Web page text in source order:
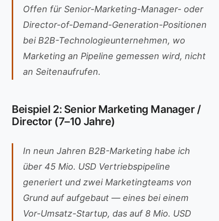
Offen für Senior-Marketing-Manager- oder
Director-of-Demand-Generation-Positionen
bei B2B-Technologieunternehmen, wo
Marketing an Pipeline gemessen wird, nicht
an Seitenaufrufen.
Beispiel 2: Senior Marketing Manager /
Director (7–10 Jahre)
In neun Jahren B2B-Marketing habe ich
über 45 Mio. USD Vertriebspipeline
generiert und zwei Marketingteams von
Grund auf aufgebaut — eines bei einem
Vor-Umsatz-Startup, das auf 8 Mio. USD